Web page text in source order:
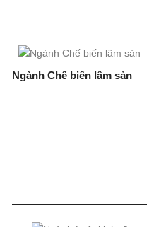
Ngành Chế biến lâm sản